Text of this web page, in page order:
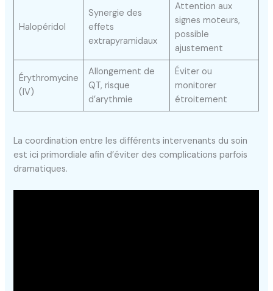
Halopéridol
Synergie des
effets
extrapyramidaux
Attention aux
signes moteurs,
possible
ajustement
Érythromycine
(IV)
Allongement de
QT, risque
d’arythmie
Éviter ou
monitorer
étroitement
La coordination entre les différents intervenants du soin
est ici primordiale afin d’éviter des complications parfois
dramatiques.